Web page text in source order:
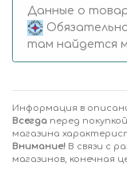
Данные о
там найдется
Информация в
Всегда перед
магазина
Внимание! В связи с
магазинов, конечная